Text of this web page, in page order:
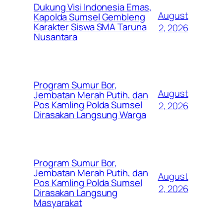
Dukung Visi Indonesia Emas,
Kapolda Sumsel Gembleng
Karakter Siswa SMA Taruna
Nusantara
August
2, 2026
Program Sumur Bor,
Jembatan Merah Putih, dan
Pos Kamling Polda Sumsel
Dirasakan Langsung Warga
August
2, 2026
Program Sumur Bor,
Jembatan Merah Putih, dan
Pos Kamling Polda Sumsel
Dirasakan Langsung
Masyarakat
August
2, 2026